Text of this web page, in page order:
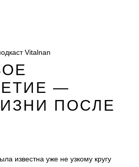
Vitalnan
—
ПОСЛЕ
известна уже не узкому кругу